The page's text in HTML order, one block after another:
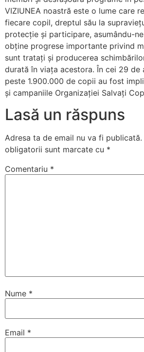
VIZIUNEA noastră este o lume care
fiecare copil, dreptul său la
protecție și participare, asumându-ne
obţine progrese importante privind
sunt trataţi şi producerea
durată în viaţa acestora. În cei 29 de
peste 1.900.000 de copii au fost
și campaniile Organizației Salvați
Lasă un răspuns
Adresa ta de email nu va fi publicată.
obligatorii sunt marcate cu *
Comentariu *
Nume *
Email *